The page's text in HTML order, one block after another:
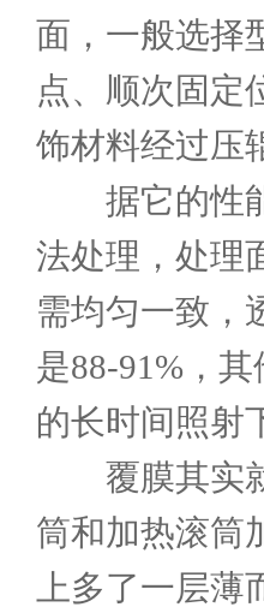
面，一般选择
点、顺次固定
饰材料经过压
据它的性能
法处理，处理
需均匀一致，
是88-91%，
的长时间照射
覆膜其实就
筒和加热滚筒
上多了一层